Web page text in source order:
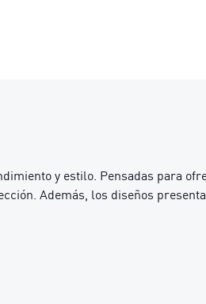
y estilo. Pensadas para
Además, los diseños